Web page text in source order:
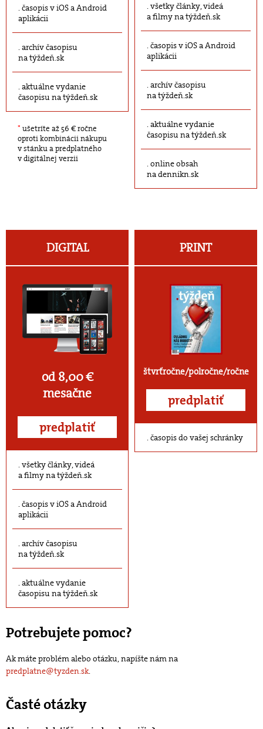
časopis v iOS a Android
aplikácii
archív časopisu
na týždeň.sk
aktuálne vydanie
časopisu na týždeň.sk
* ušetríte až 56 € ročne
oproti kombinácii nákupu
v stánku a predplatného
v digitálnej verzii
všetky články, videá
a filmy na týždeň.sk
časopis v iOS a Android
aplikácii
archív časopisu
na týždeň.sk
aktuálne vydanie
časopisu na týždeň.sk
online obsah
na dennikn.sk
DIGITAL
od 8,00 €
mesačne
predplatiť
všetky články, videá
a filmy na týždeň.sk
časopis v iOS a Android
aplikácii
archív časopisu
na týždeň.sk
aktuálne vydanie
časopisu na týždeň.sk
PRINT
štvrťročne/polročne/ročne
predplatiť
časopis do vašej schránky
Potrebujete pomoc?
Ak máte problém alebo otázku, napíšte nám na
predplatne@tyzden.sk.
Časté otázky